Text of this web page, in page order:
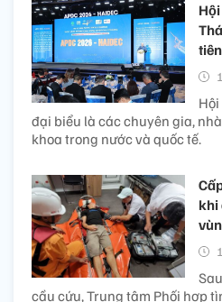
đại biểu là các chuyên gia,
khoa trong nước và quốc tế.
khi
cầu cứu, Trung tâm Phối hợp